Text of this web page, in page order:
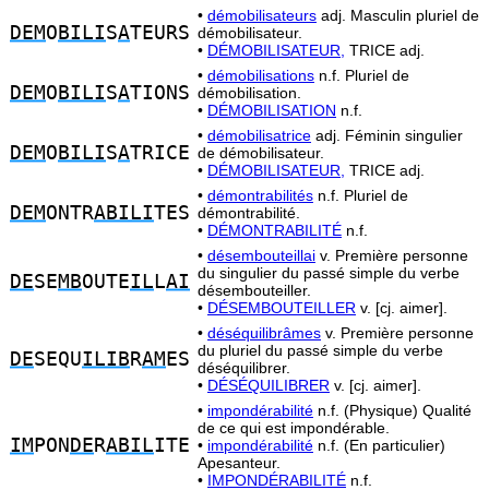
DEMO BILISATEURS
• démobilisateurs adj. Masculin pluriel de
démobilisateur.
• DÉMOBILISATEUR, TRICE adj.
DEMO BILISATIONS
• démobilisations n.f. Pluriel de
démobilisation.
• DÉMOBILISATION n.f.
DEMO BILISATRICE
• démobilisatrice adj. Féminin singulier
de démobilisateur.
• DÉMOBILISATEUR, TRICE adj.
DEMONTRABILITES
• démontrabilités n.f. Pluriel de
démontrabilité.
• DÉMONTRABILITÉ n.f.
DESEMBOUTEIL LAI
• désembouteillai v. Première personne
du singulier du passé simple du verbe
désembouteiller.
• DÉSEMBOUTEILLER v. [cj. aimer].
DESEQUILIB RAM ES
• déséquilibrâmes v. Première personne
du pluriel du passé simple du verbe
déséquilibrer.
• DÉSÉQUILIBRER v. [cj. aimer].
IM PON DE RABILITE
• impondérabilité n.f. (Physique) Qualité
de ce qui est impondérable.
• impondérabilité n.f. (En particulier)
Apesanteur.
• IMPONDÉRABILITÉ n.f.